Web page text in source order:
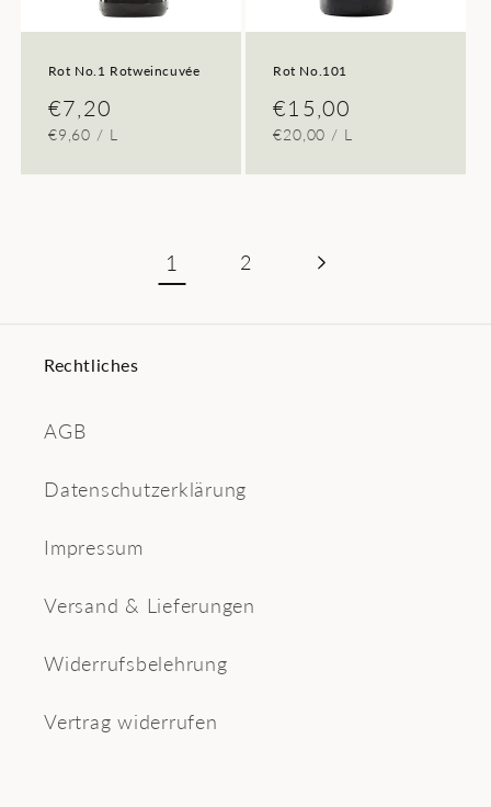
Rot No.1 Rotweincuvée
Normaler
Preis
€7,20
GRUNDPREIS
€9,60 / PRO
L
Rot No.101
Normaler
Preis
€15,00
GRUNDPREIS
€20,00 / PRO
L
1 2
Rechtliches
AGB
Datenschutzerklärung
Impressum
Versand & Lieferungen
Widerrufsbelehrung
Vertrag widerrufen